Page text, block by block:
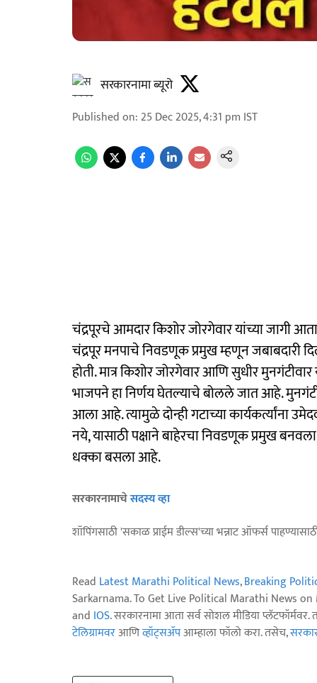
सरकारनामा ब्यूरो
Published on: 25 Dec 2025, 4:31 pm IST
चंद्रपूरचे आमदार किशोर जोरगेवार यांच्या जागी
चंद्रपूर मनपाचे निवडणूक प्रमुख म्हणून जबाबदारी
होती. मात्र किशोर जोरगेवार आणि सुधीर
भाजपने हा निर्णय घेतल्याचे बोलले जात आहे.
आला आहे. त्यामुळे दोन्ही गटाच्या कार्यकर्त्यांना
नये, यासाठी पक्षाने बाहेरचा निवडणूक प्रमुख
धक्का बसला आहे.
सरकारनामाचेसदस्य व्हा
शॉपिंगसाठी 'सकाळ प्राईम डील्स'च्या भन्नाट ऑफर्स
Read Latest Marathi Political News,Breaking
Sarkarnama. To Get Live Political Marathi News
and IOS. सरकारनामा आता सर्व सोशल मीडिया प्लॅटफॉर्मवर.
टेलिग्रामवरआणिव्हॉट्सॲपआम्हाला फॉलो करा. तसेच,